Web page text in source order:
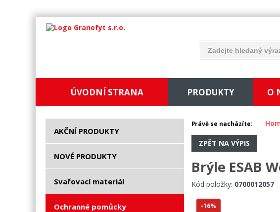
ÚVODNÍ STRANA PRODUKTY O
AKČNÍ PRODUKTY
NOVÉ PRODUKTY
Svařovací materiál
Ochranné pomůcky
Právě se nacházíte:
ZPĚT NA VÝPIS
Brýle ESAB
Kód položky: 0700012057
-16%